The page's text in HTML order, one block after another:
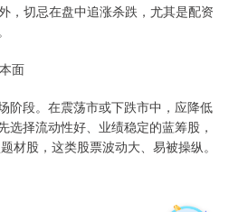
，切忌在盘中追涨杀跌，尤其是配资
面
阶段。在震荡市或下跌市中，应降低
选择流动性好、业绩稳定的蓝筹股，
材股，这类股票波动大、易被操纵。